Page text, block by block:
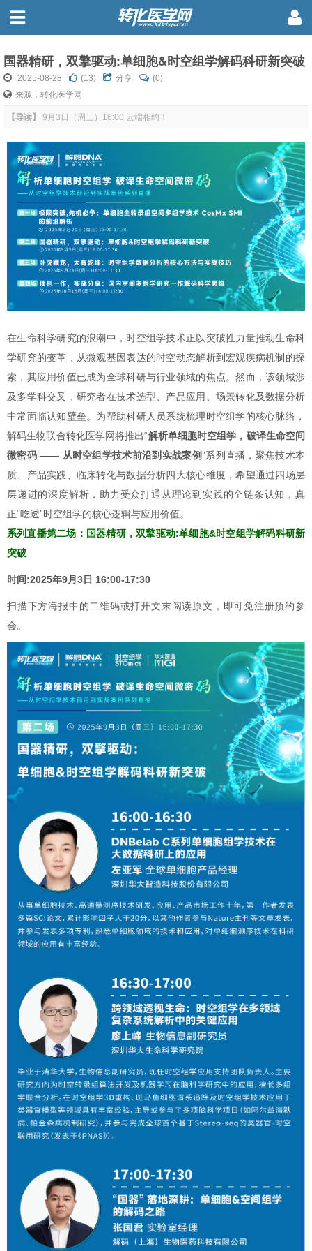
国器精研，双擎驱动:单细胞&时空组学解码科研新突破
2025-08-28 (13) 分享
(0)
来源：转化医学网
【导读】 9月3日（周三）16:00 云端相约！
在生命科学研究的浪潮中，时空组学技术正以突破性力量推动生命科
学研究的变革，从微观基因表达的时空动态解析到宏观疾病机制的探
索，其应用价值已成为全球科研与行业领域的焦点。然而，该领域涉
及多学科交叉，研究者在技术选型、产品应用、场景转化及数据分析
中常面临认知壁垒。为帮助科研人员系统梳理时空组学的核心脉络，
解码生物联合转化医学网将推出“解析单细胞时空组学，破译生命空间
微密码 —— 从时空组学技术前沿到实战案例”系列直播，聚焦技术本
质、产品实践、临床转化与数据分析四大核心维度，希望通过四场层
层递进的深度解析，助力受众打通从理论到实践的全链条认知，真
正“吃透”时空组学的核心逻辑与应用价值。
系列直播第二场：国器精研，双擎驱动:单细胞&时空组学解码科研新
突破
时间:2025年9月3日 16:00-17:30
扫描下方海报中的二维码或打开文末阅读原文，即可免注册预约参
会。